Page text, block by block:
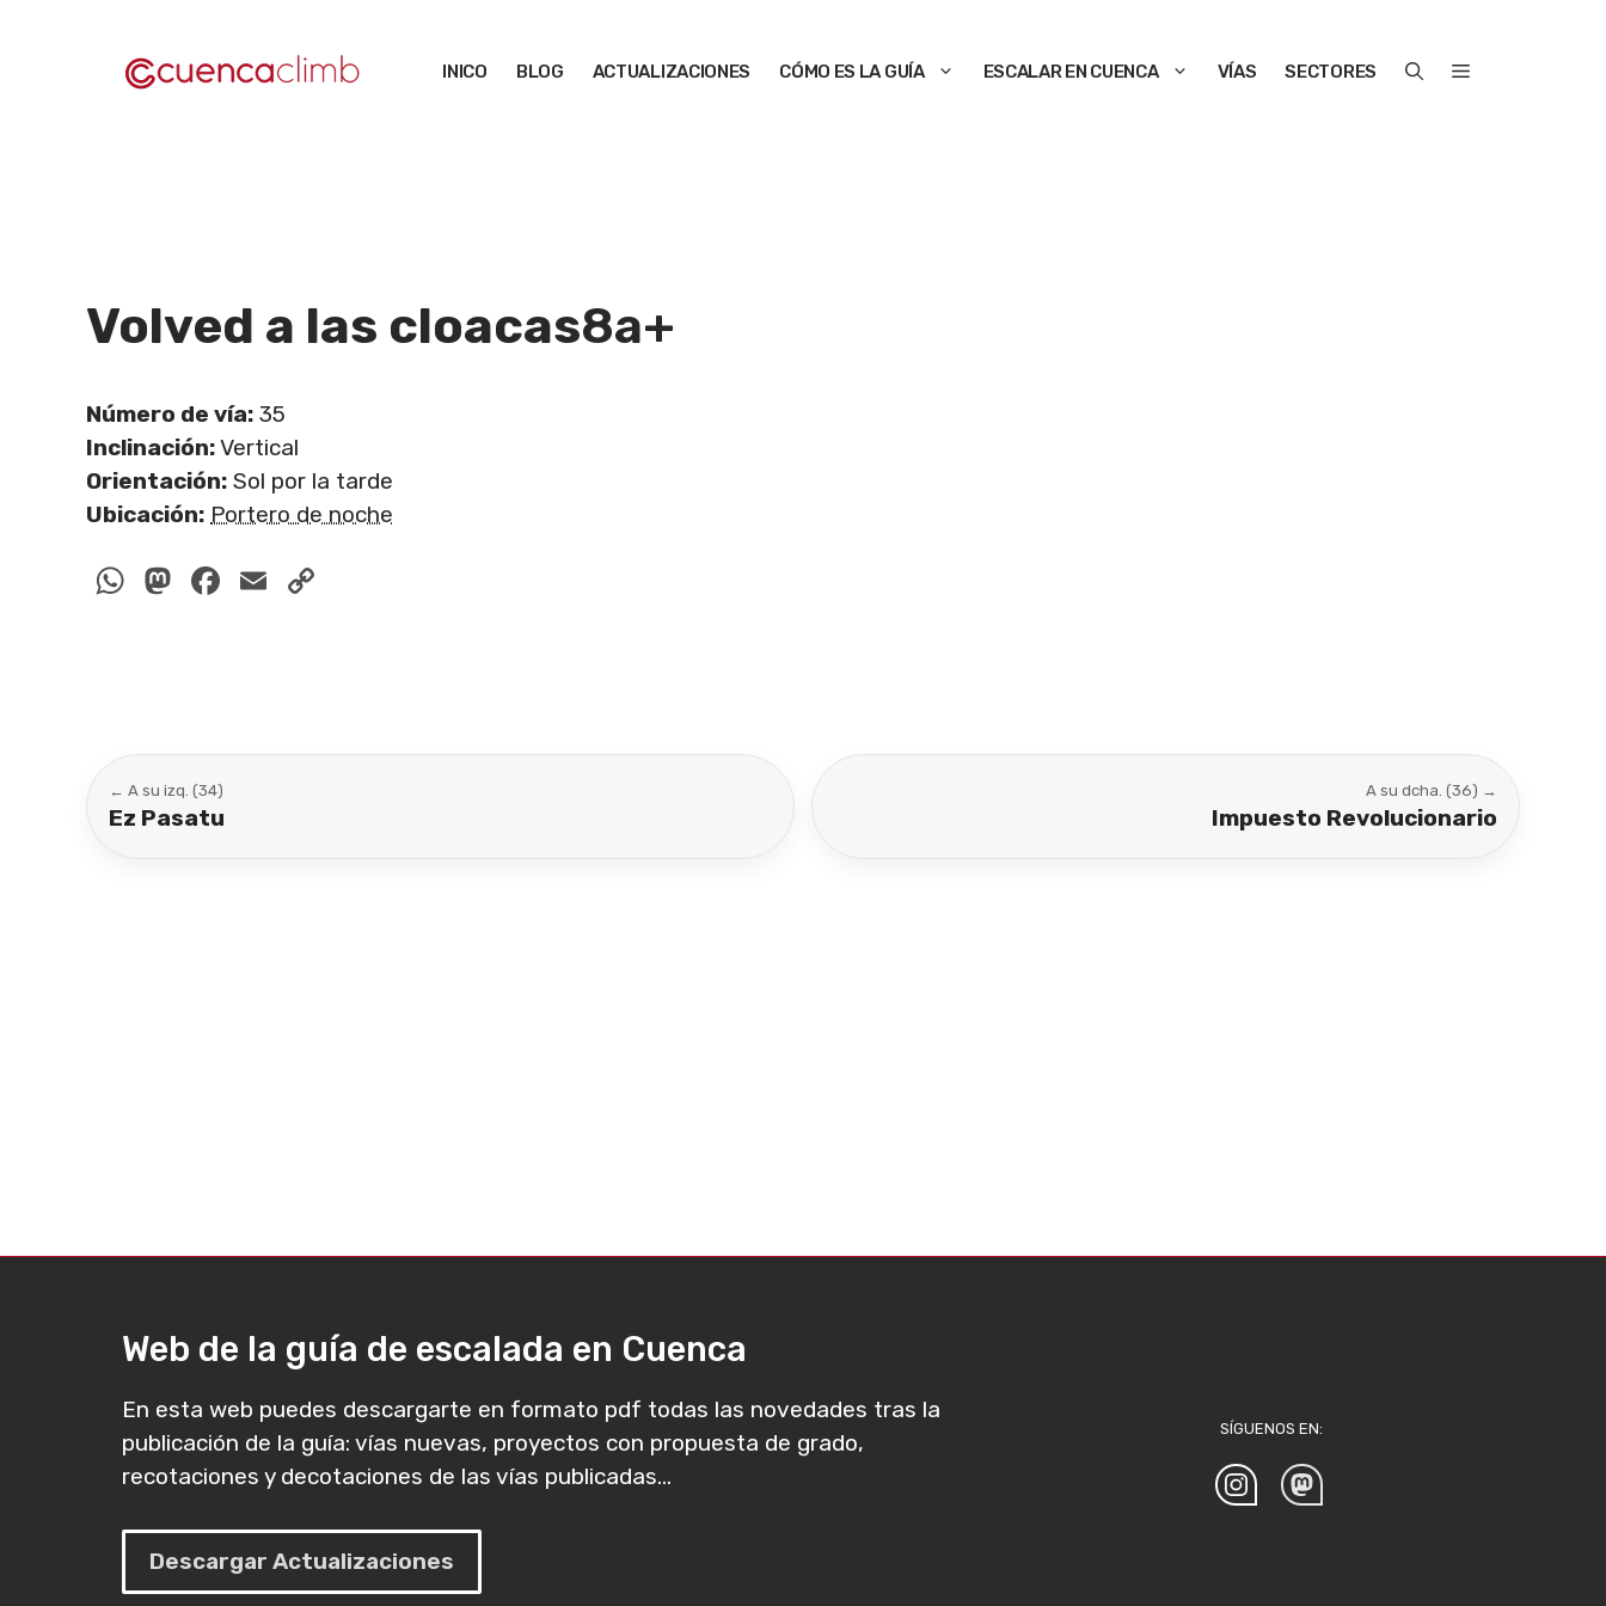
INICO BLOG ACTUALIZACIONES CÓMO ES LA GUÍA ESCALAR EN CUENCA VÍAS SECTORES
Volved a las cloacas8a+
Número de vía: 35
Inclinación:Vertical
Orientación: Sol por la tarde
Ubicación: Portero de noche
WhatsApp
Mastodon
Facebook
Email
← A su izq. (34)
Ez Pasatu
A su dcha. (36) →
Impuesto Revolucionario
Web de la guía de escalada en Cuenca
En esta web puedes descargarte en formato pdf todas las novedades tras la
publicación de la guía: vías nuevas, proyectos con propuesta de grado,
recotaciones y decotaciones de las vías publicadas...
Descargar Actualizaciones
SÍGUENOS EN: